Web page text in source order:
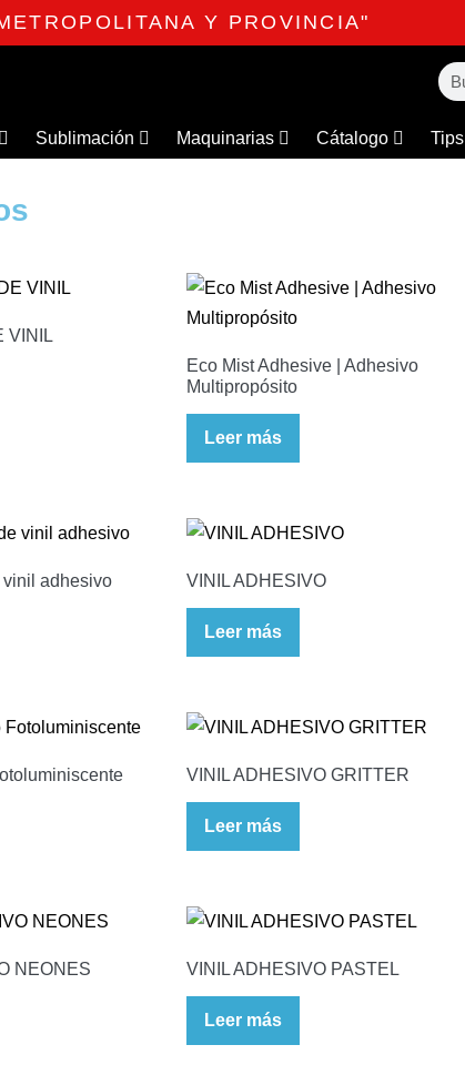
Y PROVINCIA"
Sublimación Maquinarias Cátalogo Tips
VINIL
Eco Mist Adhesive | Adhesivo
Multipropósito
Leer más
vinil adhesivo VINIL ADHESIVO
Leer más
VINIL ADHESIVO GRITTER
Leer más
NEONES VINIL ADHESIVO PASTEL
Leer más